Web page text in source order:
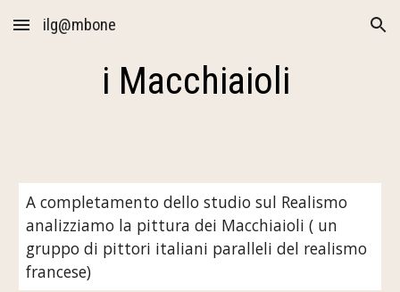
Skip to main content Skip to navigation
ilg@mbone
i Macchiaioli
A completamento dello studio sul Realismo
analizziamo la pittura dei Macchiaioli ( un
gruppo di pittori italiani paralleli del realismo
francese)